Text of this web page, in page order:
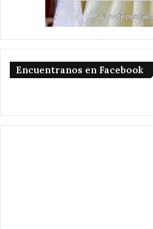
Encuentranos en Facebook